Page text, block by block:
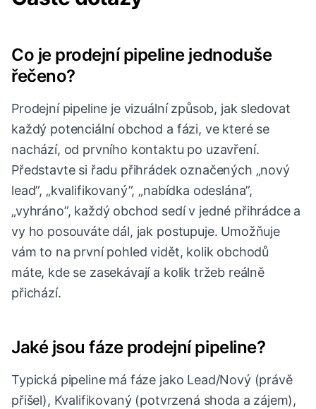
Co je prodejní pipeline jednoduše
řečeno?
Prodejní pipeline je vizuální způsob, jak sledovat
každý potenciální obchod a fázi, ve které se
nachází, od prvního kontaktu po uzavření.
Představte si řadu přihrádek označených „nový
lead”, „kvalifikovaný”, „nabídka odeslána”,
„vyhráno”, každý obchod sedí v jedné přihrádce a
vy ho posouváte dál, jak postupuje. Umožňuje
vám to na první pohled vidět, kolik obchodů
máte, kde se zasekávají a kolik tržeb reálně
přichází.
Jaké jsou fáze prodejní pipeline?
Typická pipeline má fáze jako Lead/Nový (právě
přišel), Kvalifikovaný (potvrzená shoda a zájem),